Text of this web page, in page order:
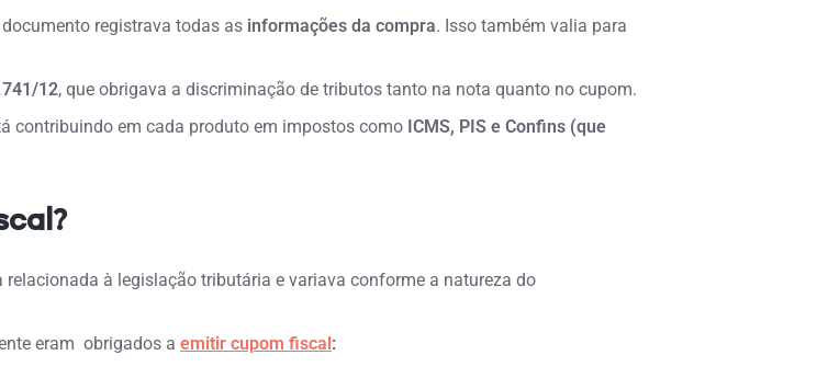
registrava todas as informações da compra. Isso também valia para
12, que obrigava a discriminação de tributos tanto na nota quanto no cupom.
contribuindo em cada produto em impostos comoICMS, PIS e Confins (que
à legislação tributária e variava conforme a natureza do
eram obrigados a emitir cupom fiscal: